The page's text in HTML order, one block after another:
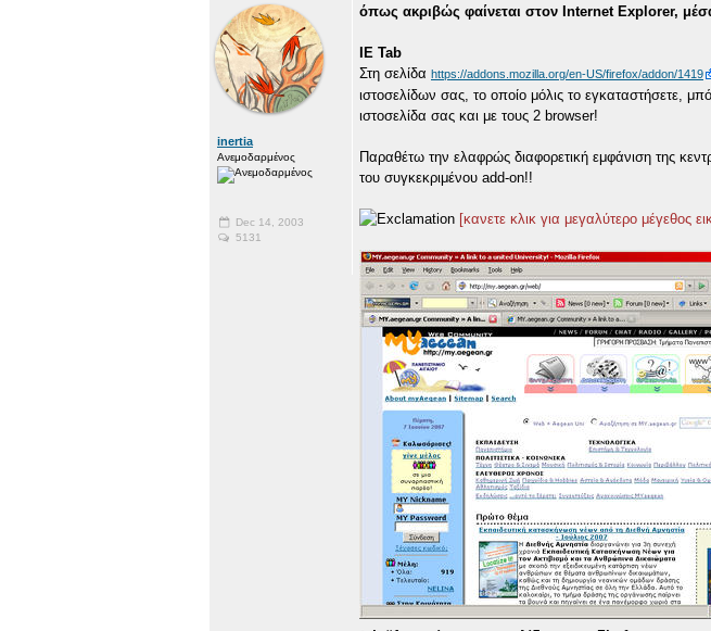
inertia
Ανεμοδαρμένος
Dec 14, 2003
5131
όπως ακριβώς φαίνεται στον Internet Explorer,
IE Tab
Στη σελίδα https://addons.mozilla.org/en-US/firefox/addon/1419
ιστοσελίδων σας, το οποίο μόλις το εγκαταστήσετε,
ιστοσελίδα σας και με τους 2 browser!
Παραθέτω την ελαφρώς διαφορετική εμφάνιση της
του συγκεκριμένου add-on!!
[κανετε κλικ για μεγαλύτερο μέγεθος